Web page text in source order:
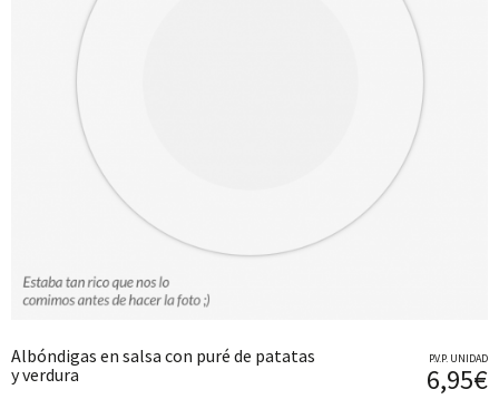
Albóndigas en salsa con puré de patatas
y verdura
P.V.P. UNIDAD
6,95€